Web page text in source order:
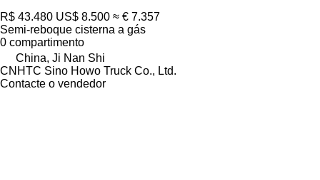
R$ 43.480 US$ 8.500 ≈ € 7.357
Semi-reboque cisterna a gás
0 compartimento
China, Ji Nan Shi
CNHTC Sino Howo Truck Co., Ltd.
Contacte o vendedor